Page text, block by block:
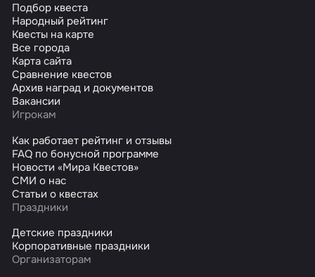
Подбор квеста
Народный рейтинг
Квесты на карте
Все города
Карта сайта
Сравнение квестов
Архив наград и документов
Вакансии
Игрокам
Как работает рейтинг и отзывы
FAQ по бонусной программе
Новости «Мира Квестов»
СМИ о нас
Статьи о квестах
Праздники
Детские праздники
Корпоративные праздники
Организаторам